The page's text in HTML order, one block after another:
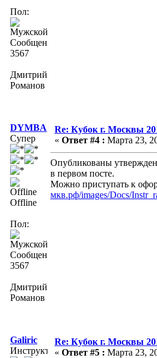
Пол:
Сообщений:
3567
Дмитрий
Романов
DYMBA
Супер
Offline
Пол:
Сообщений:
3567
Дмитрий
Романов
Re: Кубок г. Москвы
« Ответ #4 : Марта 23,
Опубликованы
в первом посте.
Можно приступать к
мкв.рф/images/Docs/
Galiric
Инструктор
Re: Кубок г. Москвы
« Ответ #5 : Марта 23,